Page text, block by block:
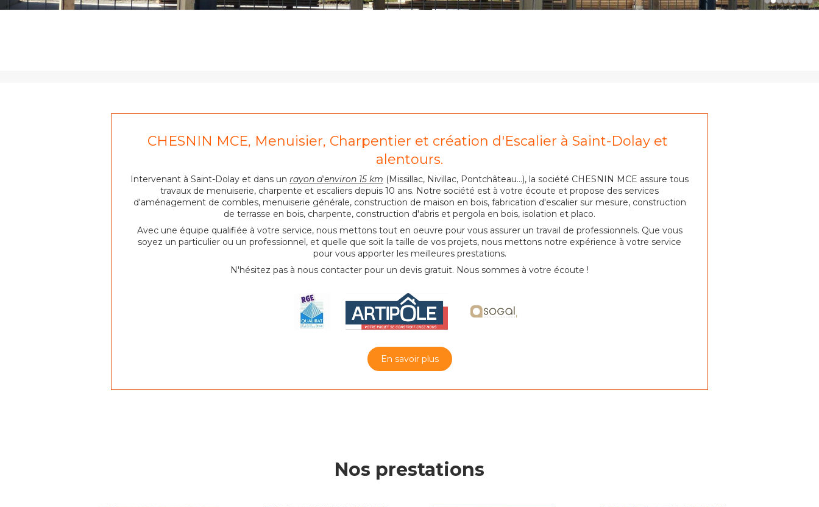
CHESNIN MCE, Menuisier, Charpentier et création d'Escalier à Saint-Dolay et
alentours.
Intervenant à Saint-Dolay et dans un rayon d'environ 15 km (Missillac, Nivillac, Pontchâteau…), la société CHESNIN MCE assure tous
travaux de menuiserie, charpente et escaliers depuis 10 ans. Notre société est à votre écoute et propose des services
d'aménagement de combles, menuiserie générale, construction de maison en bois, fabrication d'escalier sur mesure, construction
de terrasse en bois, charpente, construction d'abris et pergola en bois, isolation et placo.
Avec une équipe qualifiée à votre service, nous mettons tout en oeuvre pour vous assurer un travail de professionnels. Que vous
soyez un particulier ou un professionnel, et quelle que soit la taille de vos projets, nous mettons notre expérience à votre service
pour vous apporter les meilleures prestations.
N'hésitez pas à nous contacter pour un devis gratuit. Nous sommes à votre écoute !
En savoir plus
Nos prestations